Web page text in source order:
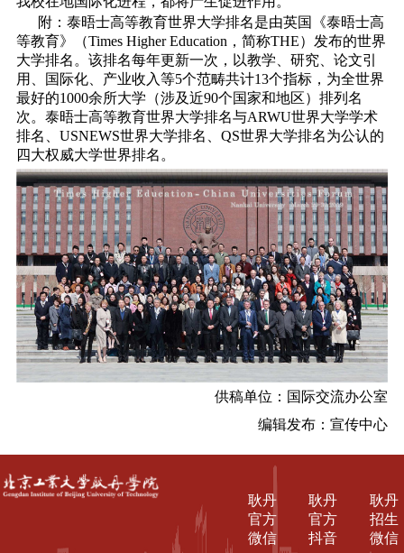
附：泰晤士高等教育世界大学排名是由英国《泰晤士高
等教育》（Times Higher Education，简称THE）发布的世界
大学排名。该排名每年更新一次，以教学、研究、论文引
用、国际化、产业收入等5个范畴共计13个指标，为全世界
最好的1000余所大学（涉及近90个国家和地区）排列名
次。泰晤士高等教育世界大学排名与ARWU世界大学学术
排名、USNEWS世界大学排名、QS世界大学排名为公认的
四大权威大学世界排名。
供稿单位：国际交流办公室
编辑发布：宣传中心
耿丹
招生
微信
耿丹
官方
抖音
耿丹
官方
微信